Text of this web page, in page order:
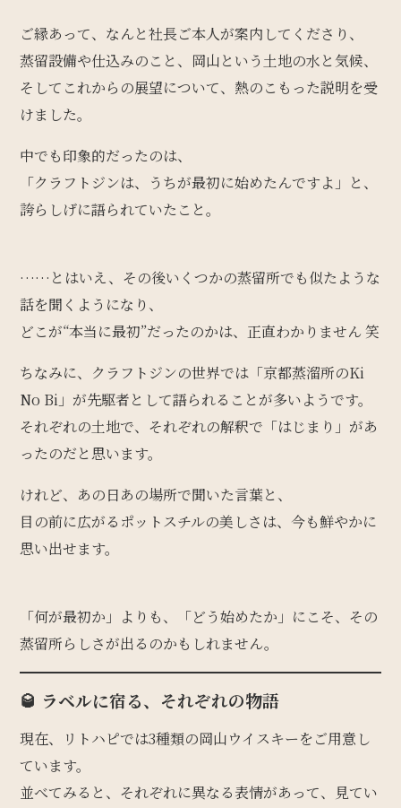
ご縁あって、なんと社長ご本人が案内してくださり、
蒸留設備や仕込みのこと、岡山という土地の水と気候、
そしてこれからの展望について、熱のこもった説明を受
けました。
中でも印象的だったのは、
「クラフトジンは、うちが最初に始めたんですよ」と、
誇らしげに語られていたこと。
……とはいえ、その後いくつかの蒸留所でも似たような
話を聞くようになり、
どこが“本当に最初”だったのかは、正直わかりません 笑
ちなみに、クラフトジンの世界では「京都蒸溜所のKi
No Bi」が先駆者として語られることが多いようです。
それぞれの土地で、それぞれの解釈で「はじまり」があ
ったのだと思います。
けれど、あの日あの場所で聞いた言葉と、
目の前に広がるポットスチルの美しさは、今も鮮やかに
思い出せます。
「何が最初か」よりも、「どう始めたか」にこそ、その
蒸留所らしさが出るのかもしれません。
🥃 ラベルに宿る、それぞれの物語
現在、リトハピでは3種類の岡山ウイスキーをご用意し
ています。
並べてみると、それぞれに異なる表情があって、見てい